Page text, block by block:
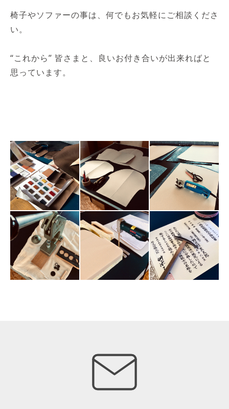
椅子やソファーの事は、何でもお気軽にご相談くださ
い。
“これから” 皆さまと、良いお付き合いが出来ればと
思っています。